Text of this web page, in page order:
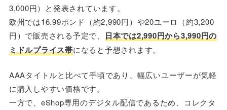
3,000円）と発表されています。
欧州では16.99ポンド（約2,990円）や20ユーロ（約3,200
円）で販売される予定で、 日本では2,990円から3,990円の
ミドルプライス帯になると予想されます。
AAAタイトルと比べて手頃であり、幅広いユーザーが気軽
に購入しやすい価格です。
一方で、eShop専用のデジタル配信であるため、コレクタ